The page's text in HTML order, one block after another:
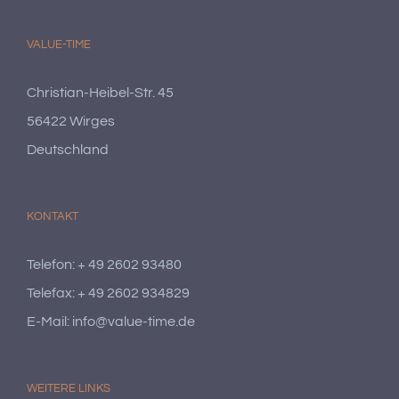
VALUE-TIME
Christian-Heibel-Str. 45
56422 Wirges
Deutschland
KONTAKT
Telefon: + 49 2602 93480
Telefax: + 49 2602 934829
E-Mail: info@value-time.de
WEITERE LINKS